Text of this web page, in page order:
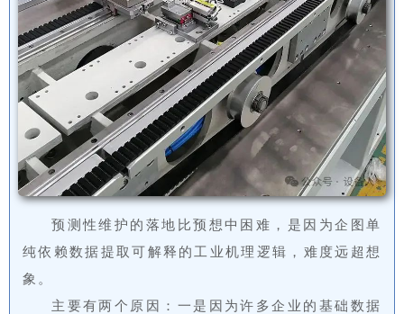
预测性维护的落地比预想中困难，是因为企图单
纯依赖数据提取可解释的工业机理逻辑，难度远超想
象。
主要有两个原因：一是因为许多企业的基础数据